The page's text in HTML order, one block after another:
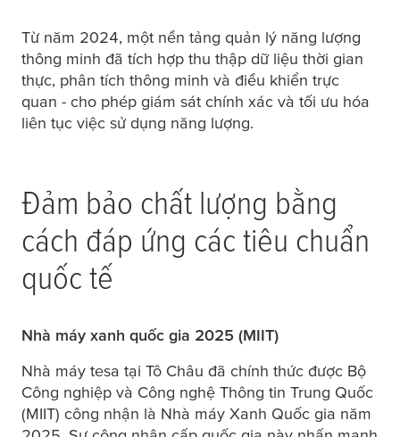
Từ năm 2024, một nền tảng quản lý năng lượng
thông minh đã tích hợp thu thập dữ liệu thời gian
thực, phân tích thông minh và điều khiển trực
quan - cho phép giám sát chính xác và tối ưu hóa
liên tục việc sử dụng năng lượng.
Đảm bảo chất lượng bằng
cách đáp ứng các tiêu chuẩn
quốc tế
Nhà máy xanh quốc gia 2025 (MIIT)
Nhà máy tesa tại Tô Châu đã chính thức được Bộ
Công nghiệp và Công nghệ Thông tin Trung Quốc
(MIIT) công nhận là Nhà máy Xanh Quốc gia năm